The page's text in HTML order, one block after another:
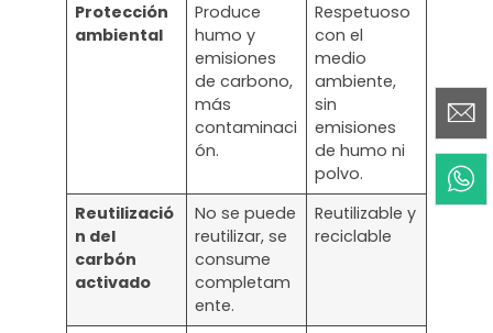
Protección
ambiental
Produce
humo y
emisiones
de carbono,
más
contaminaci
ón.
Respetuoso
con el
medio
ambiente,
sin
emisiones
de humo ni
polvo.
Reutilizació
n del
carbón
activado
No se puede
reutilizar, se
consume
completam
ente.
Reutilizable y
reciclable